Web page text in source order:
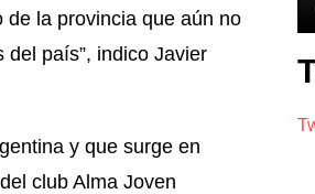
la provincia que aún no
del país”, indico Javier
y que surge en
club Alma Joven